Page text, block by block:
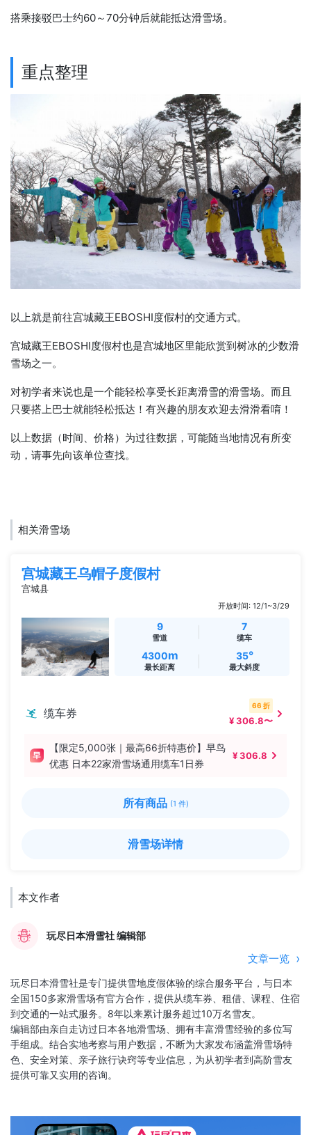
搭乘接驳巴士约60～70分钟后就能抵达滑雪场。
重点整理
以上就是前往宫城藏王EBOSHI度假村的交通方式。
宫城藏王EBOSHI度假村也是宫城地区里能欣赏到树冰的少数滑
雪场之一。
对初学者来说也是一个能轻松享受长距离滑雪的滑雪场。而且
只要搭上巴士就能轻松抵达！有兴趣的朋友欢迎去滑滑看唷！
以上数据（时间、价格）为过往数据，可能随当地情况有所变
动，请事先向该单位查找。
相关滑雪场
宫城藏王乌帽子度假村
宫城县
开放时间: 12/1~3/29
9
雪道
7
缆车
4300m
最长距离
35°
最大斜度
缆车券
66 折
¥ 306.8〜
【限定5,000张｜最高66折特惠价】早鸟
优惠 日本22家滑雪场通用缆车1日券
¥ 306.8
所有商品 (1 件)
滑雪场详情
本文作者
玩尽日本滑雪社 编辑部
文章一览
玩尽日本滑雪社是专门提供雪地度假体验的综合服务平台，与日本
全国150多家滑雪场有官方合作，提供从缆车券、租借、课程、住宿
到交通的一站式服务。8年以来累计服务超过10万名雪友。
编辑部由亲自走访过日本各地滑雪场、拥有丰富滑雪经验的多位写
手组成。结合实地考察与用户数据，不断为大家发布涵盖滑雪场特
色、安全对策、亲子旅行诀窍等专业信息，为从初学者到高阶雪友